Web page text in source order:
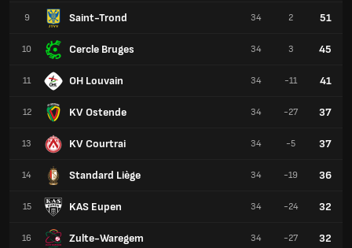
9 Saint-Trond
10 Cercle Bruges
11 OH Louvain
12 KV Ostende
13 KV Courtrai
14 Standard Liège
15 KAS Eupen
16 Zulte-Waregem
34 2 51
34 3 45
34 -11 41
34 -27 37
34 -5 37
34 -19 36
34 -24 32
34 -27 32